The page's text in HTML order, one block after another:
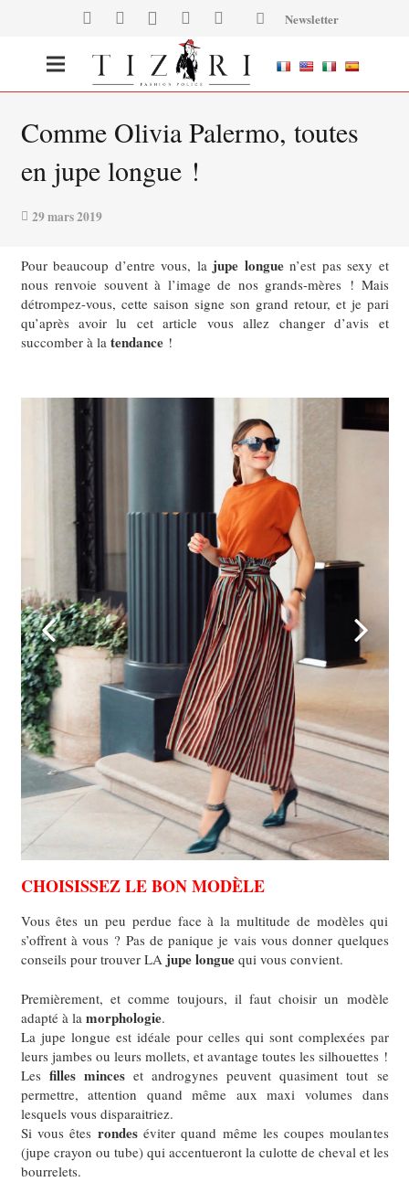
Newsletter
Comme Olivia Palermo, toutes
en jupe longue !
29 mars 2019
Pour beaucoup d’entre vous, la jupe longuen’est pas sexy et
nous renvoie souvent à l’image de nos grands-mères ! Mais
détrompez-vous, cette saison signe son grand retour, et je pari
qu’après avoir lu cet article vous allez changer d’avis et
succomber à la tendance!
CHOISISSEZ LE BON MODÈLE
Vous êtes un peu perdue face à la multitude de modèles qui
s’offrent à vous ? Pas de panique je vais vous donner quelques
conseils pour trouver LA jupe longuequi vous convient.
Premièrement, et comme toujours, il faut choisir un modèle
adapté à la morphologie.
La jupe longue est idéale pour celles qui sont complexées par
leurs jambes ou leurs mollets, et avantage toutes les silhouettes !
Les filles minceset androgynes peuvent quasiment tout se
permettre, attention quand même aux maxi volumes dans
lesquels vous disparaitriez.
Si vous êtes rondeséviter quand même les coupes moulantes
(jupe crayon ou tube) qui accentueront la culotte de cheval et les
bourrelets.